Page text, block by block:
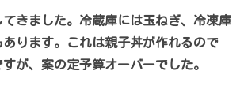
きました。冷蔵庫には玉ねぎ、冷凍庫
ります。これは親子丼が作れるので
が、案の定予算オーバーでした。